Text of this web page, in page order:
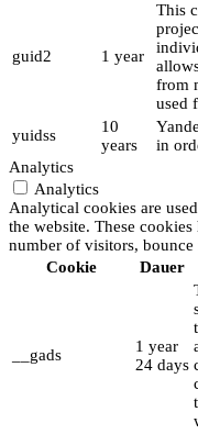
guid2 1 year
This
from
used
yuidss
10
years
in
Analytics
Analytics
Analytical cookies are
the website. These
number of visitors, bounce
Cookie
Dauer
__gads
1 year
24 days